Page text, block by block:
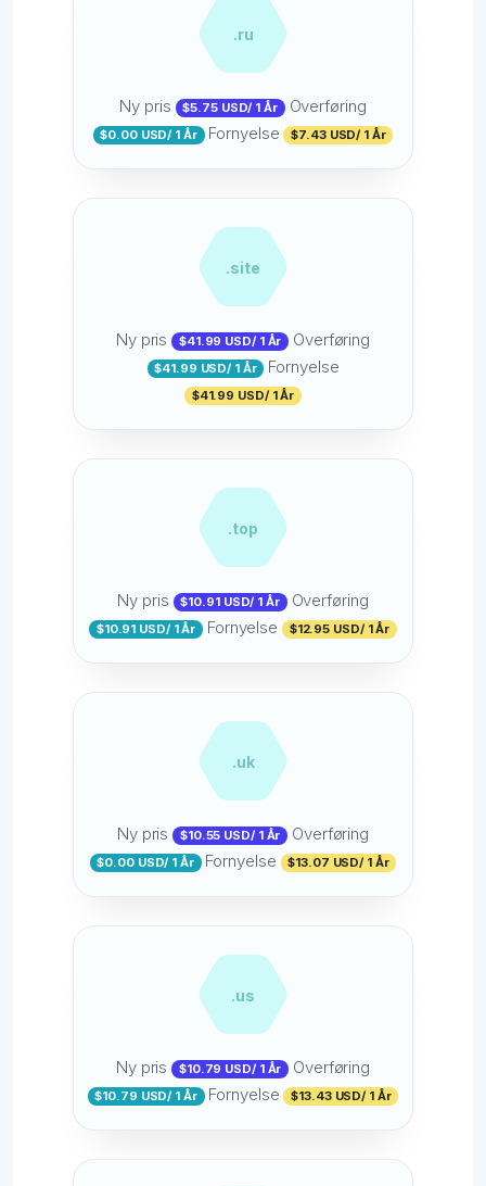
.ru
Ny pris $5.75 USD/ 1 År Overføring
$0.00 USD/ 1 År Fornyelse $7.43 USD/ 1 År
.site
Ny pris $41.99 USD/ 1 År Overføring
$41.99 USD/ 1 År Fornyelse
$41.99 USD/ 1 År
.top
Ny pris $10.91 USD/ 1 År Overføring
$10.91 USD/ 1 År Fornyelse $12.95 USD/ 1 År
.uk
Ny pris $10.55 USD/ 1 År Overføring
$0.00 USD/ 1 År Fornyelse $13.07 USD/ 1 År
.us
Ny pris $10.79 USD/ 1 År Overføring
$10.79 USD/ 1 År Fornyelse $13.43 USD/ 1 År